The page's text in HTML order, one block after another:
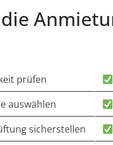
prüfen
auswählen
sicherstellen